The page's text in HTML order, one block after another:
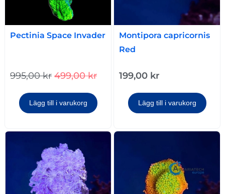
Pectinia Space Invader
995,00kr 499,00kr
Lägg till i varukorg
Montipora capricornis
Red
199,00 kr
Lägg till i varukorg